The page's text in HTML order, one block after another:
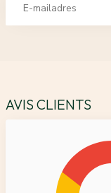
AVIS CLIENTS